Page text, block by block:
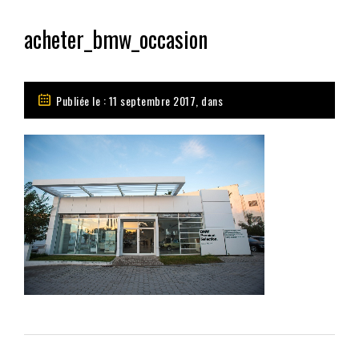
acheter_bmw_occasion
Publiée le : 11 septembre 2017, dans